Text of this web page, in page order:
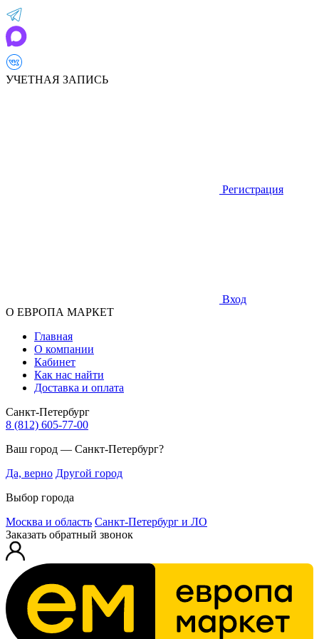
УЧЕТНАЯ ЗАПИСЬ
Регистрация
Вход
О ЕВРОПА МАРКЕТ
Главная
О компании
Кабинет
Как нас найти
Доставка и оплата
Санкт-Петербург
8 (812) 605-77-00
Ваш город — Санкт-Петербург?
Да, верно Другой город
Выбор города
Москва и область Санкт-Петербург и ЛО
Заказать обратный звонок